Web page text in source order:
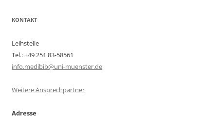
KONTAKT
Leihstelle
Tel.: +49 251 83-58561
info.medibib@uni-muenster.de
Weitere Ansprechpartner
Adresse